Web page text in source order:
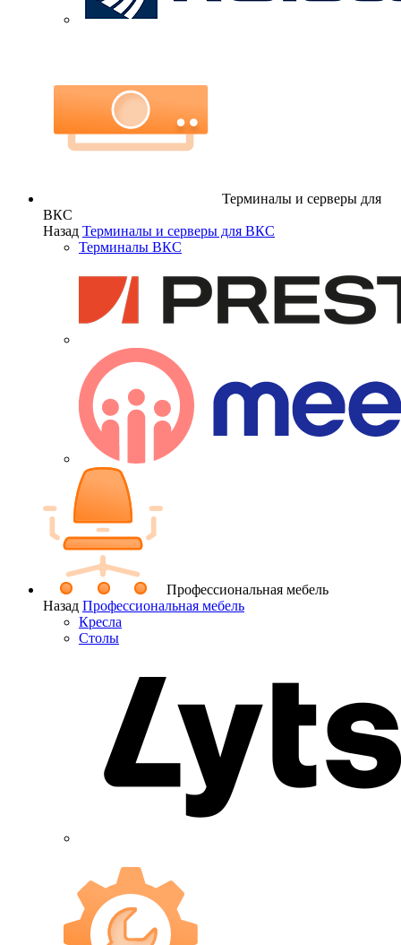
Терминалы и серверы для
ВКС
Назад Терминалы и серверы для ВКС
Терминалы ВКС
Профессиональная мебель
Назад Профессиональная мебель
Кресла
Столы